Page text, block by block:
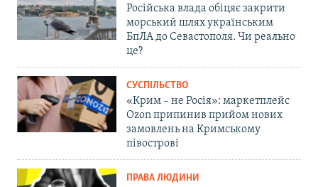
Російська влада обіцяє закрити
морський шлях українським
БпЛА до Севастополя. Чи реально
це?
СУСПІЛЬСТВО
«Крим – не Росія»: маркетплейс
Ozon припинив прийом нових
замовлень на Кримському
півострові
ПРАВА ЛЮДИНИ